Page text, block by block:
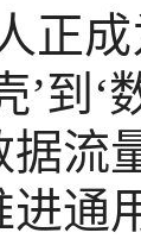
正
’到
据流
进通